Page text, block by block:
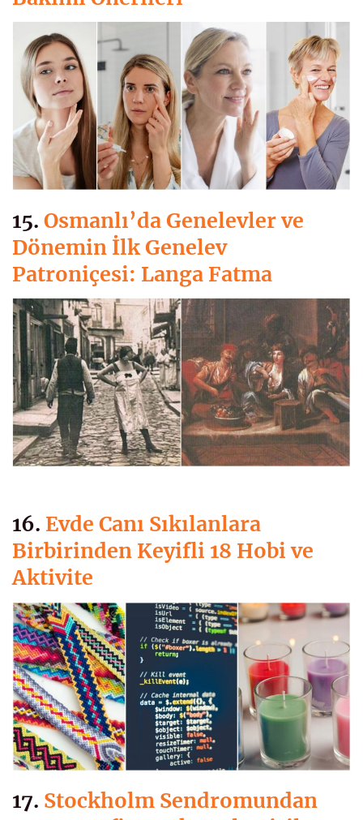
15. Osmanlı’da Genelevler ve
Dönemin İlk Genelev
Patroniçesi: Langa Fatma
16. Evde Canı Sıkılanlara
Birbirinden Keyifli 18 Hobi ve
Aktivite
17. Stockholm Sendromundan